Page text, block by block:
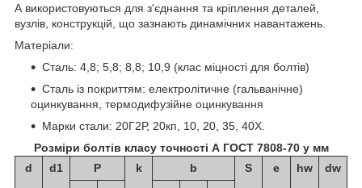
А використовуються для з'єднання та кріплення деталей,
вузлів, конструкцій, що зазнають динамічних навантажень.
Матеріали:
Сталь: 4,8; 5,8; 8,8; 10,9 (клас міцності для болтів)
Сталь із покриттям: електролітичне (гальванічне)
оцинкування, термодифузійне оцинкування
Марки стали: 20Г2Р, 20кп, 10, 20, 35, 40Х.
Розміри болтів класу точності А ГОСТ 7808-70 у мм
d
d1 P k b S е hw dw